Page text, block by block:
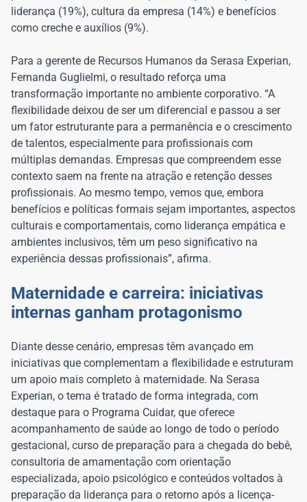
liderança (19%), cultura da empresa (14%) e benefícios
como creche e auxílios (9%).
Para a gerente de Recursos Humanos da Serasa Experian,
Fernanda Guglielmi, o resultado reforça uma
transformação importante no ambiente corporativo. “A
flexibilidade deixou de ser um diferencial e passou a ser
um fator estruturante para a permanência e o crescimento
de talentos, especialmente para profissionais com
múltiplas demandas. Empresas que compreendem esse
contexto saem na frente na atração e retenção desses
profissionais. Ao mesmo tempo, vemos que, embora
benefícios e políticas formais sejam importantes, aspectos
culturais e comportamentais, como liderança empática e
ambientes inclusivos, têm um peso significativo na
experiência dessas profissionais”, afirma.
Maternidade e carreira: iniciativas
internas ganham protagonismo
Diante desse cenário, empresas têm avançado em
iniciativas que complementam a flexibilidade e estruturam
um apoio mais completo à maternidade. Na Serasa
Experian, o tema é tratado de forma integrada, com
destaque para o Programa Cuidar, que oferece
acompanhamento de saúde ao longo de todo o período
gestacional, curso de preparação para a chegada do bebê,
consultoria de amamentação com orientação
especializada, apoio psicológico e conteúdos voltados à
preparação da liderança para o retorno após a licença-